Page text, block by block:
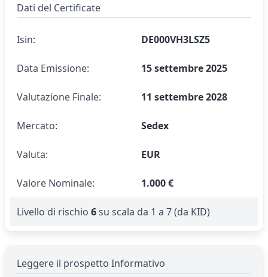
Dati del Certificate
Isin: DE000VH3LSZ5
Data Emissione: 15 settembre 2025
Valutazione Finale: 11 settembre 2028
Mercato: Sedex
Valuta: EUR
Valore Nominale: 1.000 €
Livello di rischio 6su scala da 1 a 7 (da KID)
Leggere il prospetto Informativo